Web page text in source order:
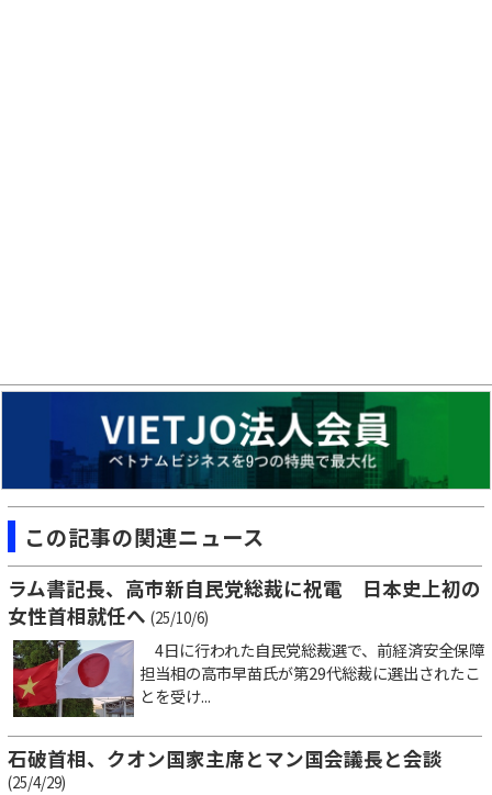
この記事の関連ニュース
ラム書記長、高市新自民党総裁に祝電 日本史上初の
女性首相就任へ (25/10/6)
4日に行われた自民党総裁選で、前経済安全保障
担当相の高市早苗氏が第29代総裁に選出されたこ
とを受け...
石破首相、クオン国家主席とマン国会議長と会談
(25/4/29)